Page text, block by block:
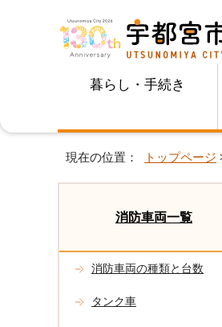
暮らし・手続き
現在の位置： トップページ
消防車両一覧
消防車両の種類と台数
タンク車